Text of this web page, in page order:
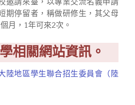
邀請來臺，以專業交流名義申請
期停留者，稱做研修生，其父母
月，1年可來2次。
相關網站資訊。
陸地區學生聯合招生委員會（陸